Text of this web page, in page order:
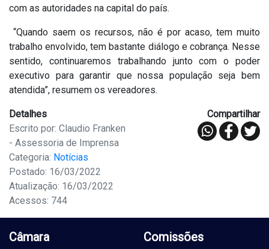
com as autoridades na capital do país.
“Quando saem os recursos, não é por acaso, tem muito
trabalho envolvido, tem bastante diálogo e cobrança. Nesse
sentido, continuaremos trabalhando junto com o poder
executivo para garantir que nossa população seja bem
atendida”, resumem os vereadores.
Detalhes
Escrito por: Claudio Franken
- Assessoria de Imprensa
Categoria: Notícias
Postado: 16/03/2022
Atualização: 16/03/2022
Acessos: 744
Compartilhar
Câmara Comissões